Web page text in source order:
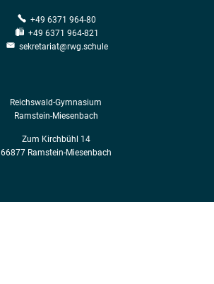
+49 6371 964-80
+49 6371 964-821
sekretariat@rwg.schule
Reichswald-Gymnasium
Ramstein-Miesenbach
Zum Kirchbühl 14
66877 Ramstein-Miesenbach